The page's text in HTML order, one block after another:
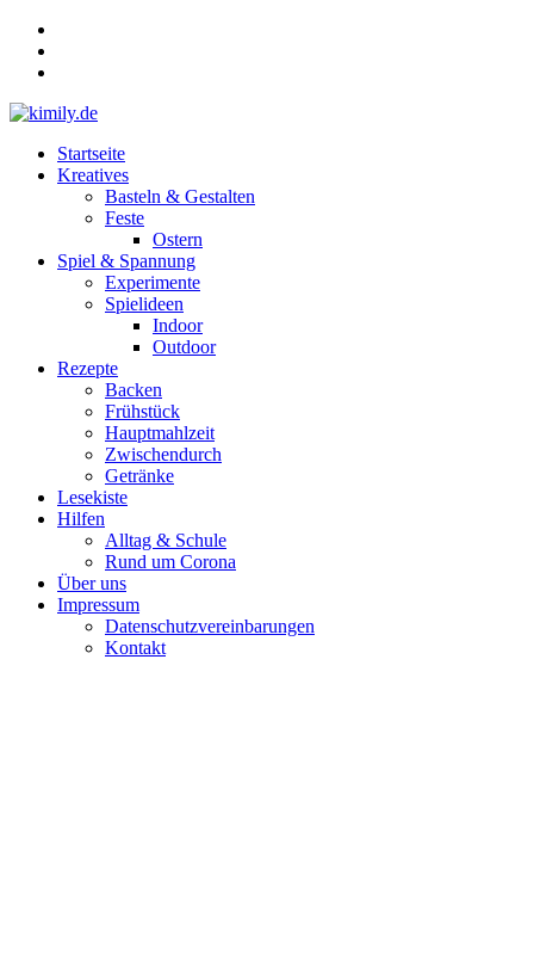
Zum
Inhalt
springen
kimily.de
faMILY
Menü
Startseite
Kreatives
Basteln & Gestalten
Feste
Ostern
Spiel & Spannung
Experimente
Spielideen
Indoor
Outdoor
Rezepte
Backen
Frühstück
Hauptmahlzeit
Zwischendurch
Getränke
Lesekiste
Hilfen
Alltag & Schule
Rund um Corona
Über uns
Impressum
Datenschutzvereinbarungen
Kontakt